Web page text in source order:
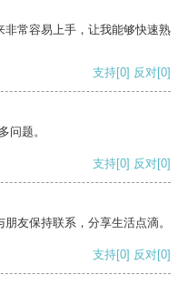
常容易上手，让我能够快速熟
支持[0] 反对[0]
问题。
支持[0] 反对[0]
友保持联系，分享生活点滴。
支持[0] 反对[0]